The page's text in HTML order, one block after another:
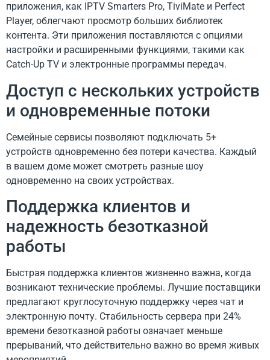
приложения, как IPTV Smarters Pro, TiviMate и Perfect
Player, облегчают просмотр больших библиотек
контента. Эти приложения поставляются с опциями
настройки и расширенными функциями, такими как
Catch-Up TV и электронные программы передач.
Доступ с нескольких устройств
и одновременные потоки
Семейные сервисы позволяют подключать 5+
устройств одновременно без потери качества. Каждый
в вашем доме может смотреть разные шоу
одновременно на своих устройствах.
Поддержка клиентов и
надежность безотказной
работы
Быстрая поддержка клиентов жизненно важна, когда
возникают технические проблемы. Лучшие поставщики
предлагают круглосуточную поддержку через чат и
электронную почту. Стабильность сервера при 24%
времени безотказной работы означает меньше
прерываний, что действительно важно во время живых